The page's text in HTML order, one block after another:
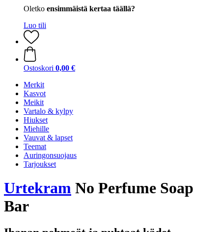
Oletko ensimmäistä kertaa täällä?
Luo tili
Ostoskori 0,00 €
Merkit
Kasvot
Meikit
Vartalo & kylpy
Hiukset
Miehille
Vauvat & lapset
Teemat
Auringonsuojaus
Tarjoukset
Urtekram No Perfume Soap
Bar